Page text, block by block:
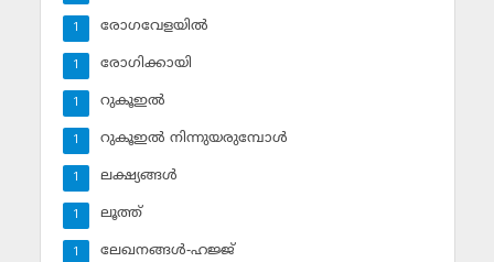
രോഗവേളയില്‍
1
രോഗിക്കായി
1
റുകൂഇല്‍
1
റുകൂഇല്‍ നിന്നുയരുമ്പോള്‍
1
ലക്ഷ്യങ്ങള്‍
1
ലൂത്ത്‌
1
ലേഖനങ്ങള്‍-ഹജ്ജ്‌
1